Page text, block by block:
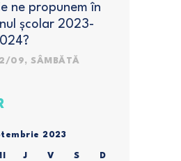
ne propunem în
școlar 2023-
09, SÂMBĂTĂ
2023
J V S D